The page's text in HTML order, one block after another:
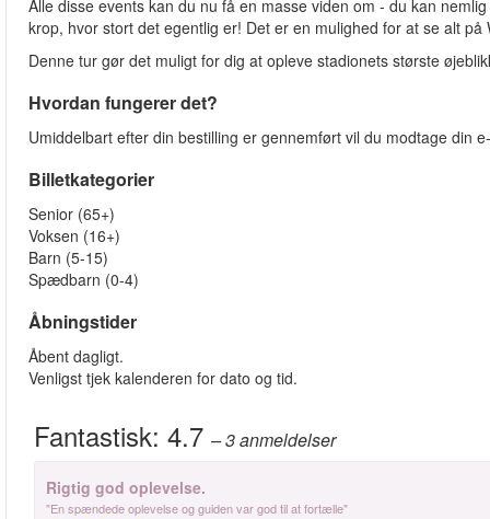
Alle disse events kan du nu få en masse viden om - du kan
krop, hvor stort det egentlig er! Det er en mulighed for at se alt
Denne tur gør det muligt for dig at opleve stadionets største
Hvordan fungerer det?
Umiddelbart efter din bestilling er gennemført vil du modtage din
Billetkategorier
Senior (65+)
Voksen (16+)
Barn (5-15)
Spædbarn (0-4)
Åbningstider
Åbent dagligt.
Venligst tjek kalenderen for dato og tid.
Fantastisk: 4.7 – 3anmeldelser
Rigtig god oplevelse.
"En spændede oplevelse og guiden var god til at fortælle"